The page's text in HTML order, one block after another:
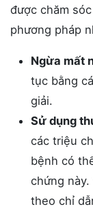
được chăm
phương pháp
Ngừa mất
tục bằng
giải.
Sử dụng
các triệu
bệnh có
chứng
theo chỉ